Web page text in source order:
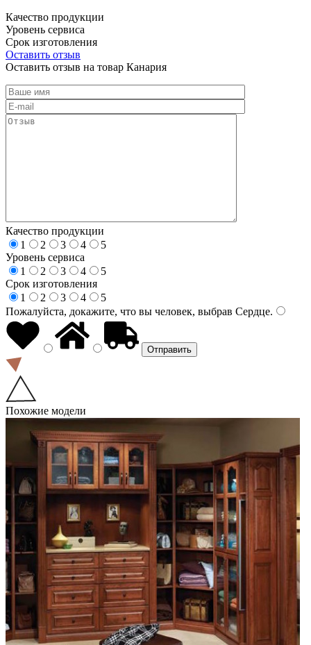
Качество продукции
Уровень сервиса
Срок изготовления
Оставить отзыв
Оставить отзыв на товар Канария
Качество продукции
1
2 3 4
5
Уровень сервиса
1
2 3 4
5
Срок изготовления
1
2 3 4
5
Пожалуйста, докажите, что вы человек, выбрав Сердце.
Похожие модели